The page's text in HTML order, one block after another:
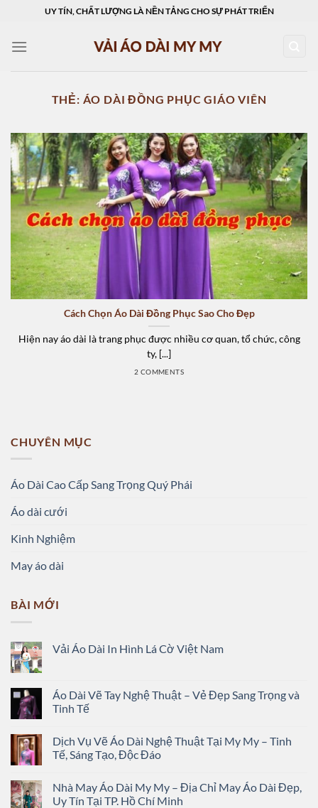
content
UY TÍN, CHẤT LƯỢNG LÀ NỀN TẢNG CHO SỰ PHÁT TRIỂN
THẺ: ÁO DÀI ĐỒNG PHỤC GIÁO VIÊN
Cách Chọn Áo Dài Đồng Phục Sao Cho Đẹp
Hiện nay áo dài là trang phục được nhiều cơ quan, tổ chức, công
ty, [...]
2 COMMENTS
CHUYÊN MỤC
Áo Dài Cao Cấp Sang Trọng Quý Phái
Áo dài cưới
Kinh Nghiệm
May áo dài
BÀI MỚI
Vải Áo Dài In Hình Lá Cờ Việt Nam
Áo Dài Vẽ Tay Nghệ Thuật – Vẻ Đẹp Sang Trọng và
Tinh Tế
Dịch Vụ Vẽ Áo Dài Nghệ Thuật Tại My My – Tinh
Tế, Sáng Tạo, Độc Đáo
Nhà May Áo Dài My My – Địa Chỉ May Áo Dài Đẹp,
Uy Tín Tại TP. Hồ Chí Minh